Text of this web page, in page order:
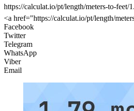
https://calculat.io/pt/length/meters-to-feet/
<a href="https://calculat.io/pt/length/
Facebook
Twitter
Telegram
WhatsApp
Viber
Email